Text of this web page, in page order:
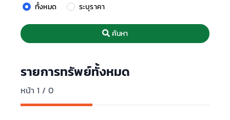
รายการทรัพย์ทั้งหมด
หน้า 1 / 0
ทั้งหมด ระบุราคา
ค้นหา